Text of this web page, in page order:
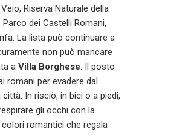
Riserva Naturale della
Parco dei Castelli Romani,
La lista può continuare a
non può mancare
a Villa Borghese . Il posto
romani per evadere dal
In risciò, in bici o a piedi,
gli occhi con la
romantici che regala